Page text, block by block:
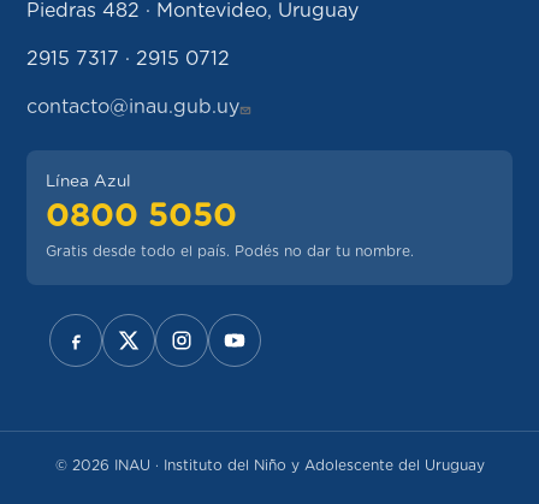
Piedras 482 · Montevideo, Uruguay
2915 7317 · 2915 0712
contacto@inau.gub.uy
Línea Azul
0800 5050
Gratis desde todo el país. Podés no dar tu nombre.
REDES SOCIALES
© 2026 INAU · Instituto del Niño y Adolescente del Uruguay